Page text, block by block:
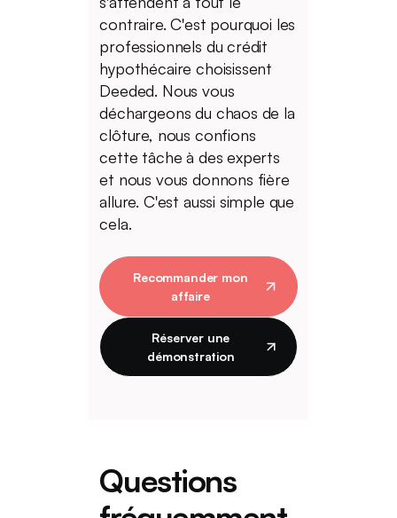
contraire. C'est pourquoi les
professionnels du crédit
hypothécaire choisissent
Deeded. Nous vous
déchargeons du chaos de la
clôture, nous confions
cette tâche à des experts
et nous vous donnons fière
allure. C'est aussi simple que
cela.
Réserver une
démonstration
Recommander mon
affaire
Questions